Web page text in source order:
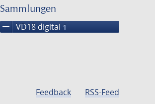
Sammlungen
remove VD18 digital 1
Feedback RSS-Feed